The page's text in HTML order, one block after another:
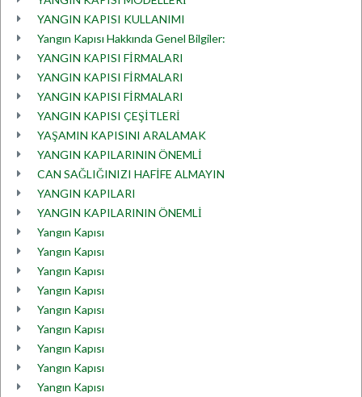
YANGIN KAPISI KULLANIMI
Yangın Kapısı Hakkında Genel Bilgiler:
YANGIN KAPISI FİRMALARI
YANGIN KAPISI FİRMALARI
YANGIN KAPISI FİRMALARI
YANGIN KAPISI ÇEŞİTLERİ
YAŞAMIN KAPISINI ARALAMAK
YANGIN KAPILARININ ÖNEMLİ
CAN SAĞLIĞINIZI HAFİFE ALMAYIN
YANGIN KAPILARI
YANGIN KAPILARININ ÖNEMLİ
Yangın Kapısı
Yangın Kapısı
Yangın Kapısı
Yangın Kapısı
Yangın Kapısı
Yangın Kapısı
Yangın Kapısı
Yangın Kapısı
Yangın Kapısı